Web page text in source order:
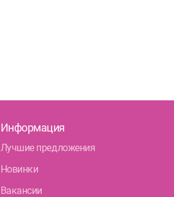
Информация
Лучшие предложения
Новинки
Вакансии